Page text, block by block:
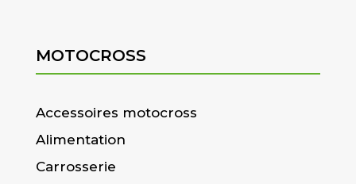
MOTOCROSS
Accessoires motocross
Alimentation
Carrosserie